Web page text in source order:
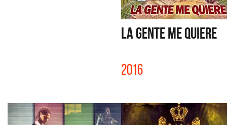
LA GENTE ME QUIERE
2016